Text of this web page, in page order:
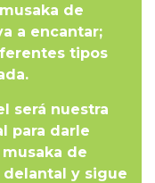
de
a encantar;
tipos
será nuestra
para darle
de
y sigue